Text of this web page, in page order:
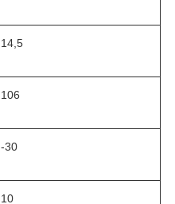
14,5
106
-30
10